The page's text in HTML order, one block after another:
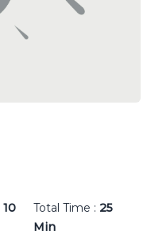
10
Total Time : 25
Min